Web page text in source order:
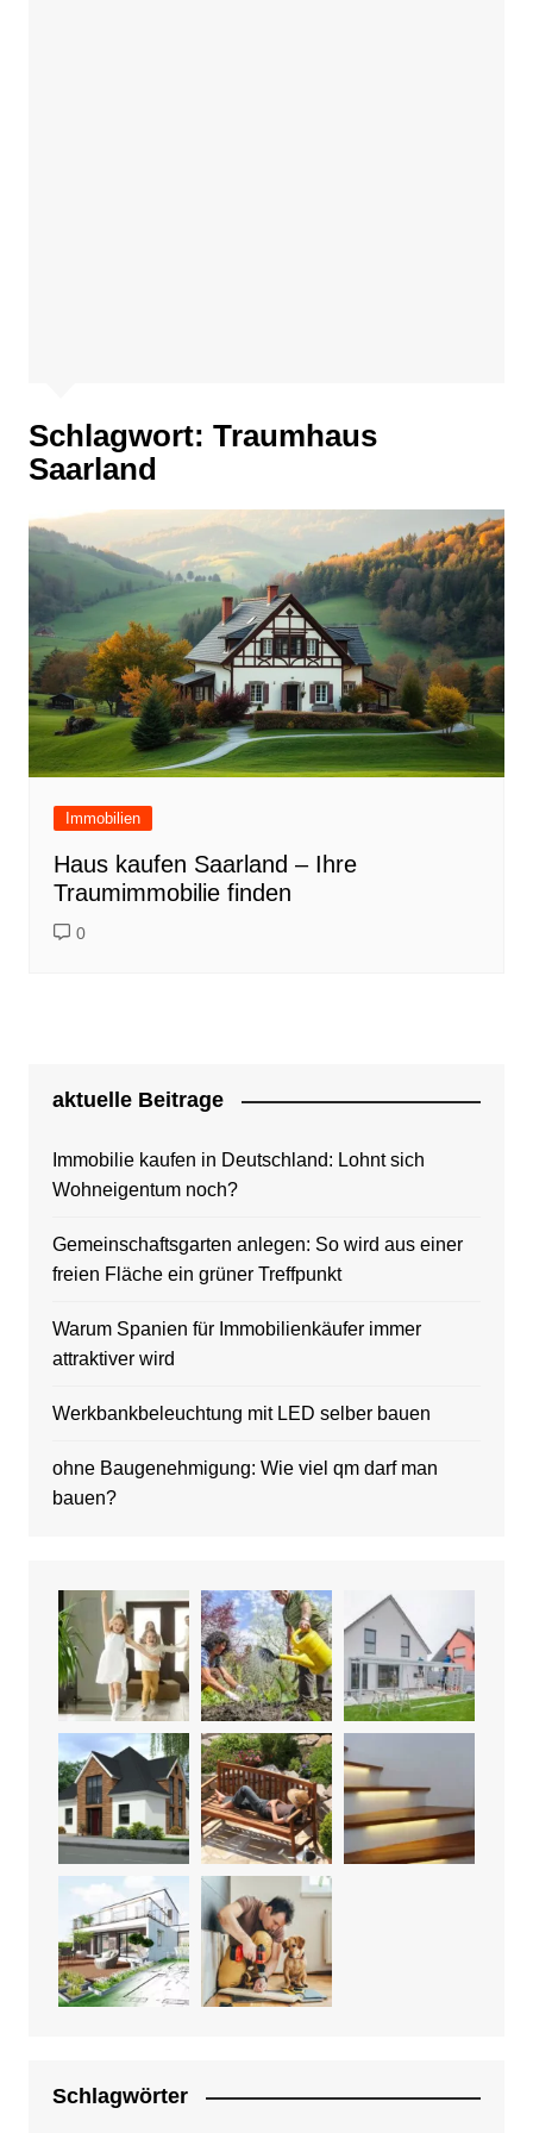
Schlagwort: Traumhaus
Saarland
Immobilien
Haus kaufen Saarland – Ihre
Traumimmobilie finden
0
aktuelle Beitrage
Immobilie kaufen in Deutschland: Lohnt sich
Wohneigentum noch?
Gemeinschaftsgarten anlegen: So wird aus einer
freien Fläche ein grüner Treffpunkt
Warum Spanien für Immobilienkäufer immer
attraktiver wird
Werkbankbeleuchtung mit LED selber bauen
ohne Baugenehmigung: Wie viel qm darf man
bauen?
Schlagwörter